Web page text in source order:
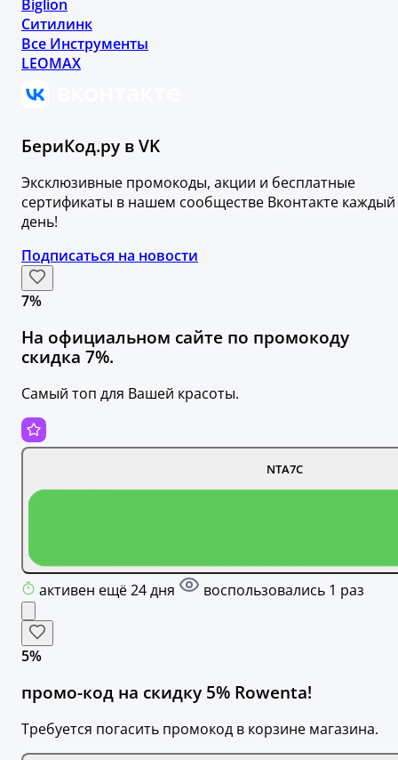
Biglion
Ситилинк
Все Инструменты
LEOMAX
БериКод.ру в VK
Эксклюзивные промокоды, акции и бесплатные
сертификаты в нашем сообществе Вконтакте каждый
день!
Подписаться на новости
7%
На официальном сайте по промокоду
скидка 7%.
Самый топ для Вашей красоты.
NTA7C
активен ещё 24 дня воспользовались 1 раз
5%
промо-код на скидку 5% Rowenta!
Требуется погасить промокод в корзине магазина.